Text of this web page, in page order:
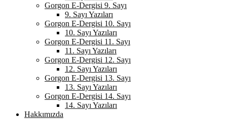
Gorgon E-Dergisi 9. Sayı
9. Sayı Yazıları
Gorgon E-Dergisi 10. Sayı
10. Sayı Yazıları
Gorgon E-Dergisi 11. Sayı
11. Sayı Yazıları
Gorgon E-Dergisi 12. Sayı
12. Sayı Yazıları
Gorgon E-Dergisi 13. Sayı
13. Sayı Yazıları
Gorgon E-Dergisi 14. Sayı
14. Sayı Yazıları
Hakkımızda